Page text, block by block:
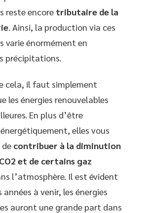
reste encore tributaire de la
. Ainsi, la production via ces
varie énormément en
précipitations.
cela, il faut simplement
les énergies renouvelables
En plus d’être
elles vous
contribuer à la diminution
et de certains gaz
l’atmosphère. Il est évident
années à venir, les énergies
auront une grande part dans